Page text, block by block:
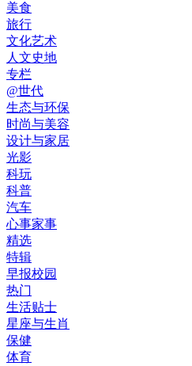
美食
旅行
文化艺术
人文史地
专栏
@世代
生态与环保
时尚与美容
设计与家居
光影
科玩
科普
汽车
心事家事
精选
特辑
早报校园
热门
生活贴士
星座与生肖
保健
体育